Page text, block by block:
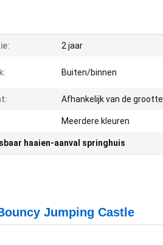
2 jaar
Buiten/binnen
Afhankelijk van de grootte
Meerdere kleuren
haaien-aanval springhuis
Jumping Castle